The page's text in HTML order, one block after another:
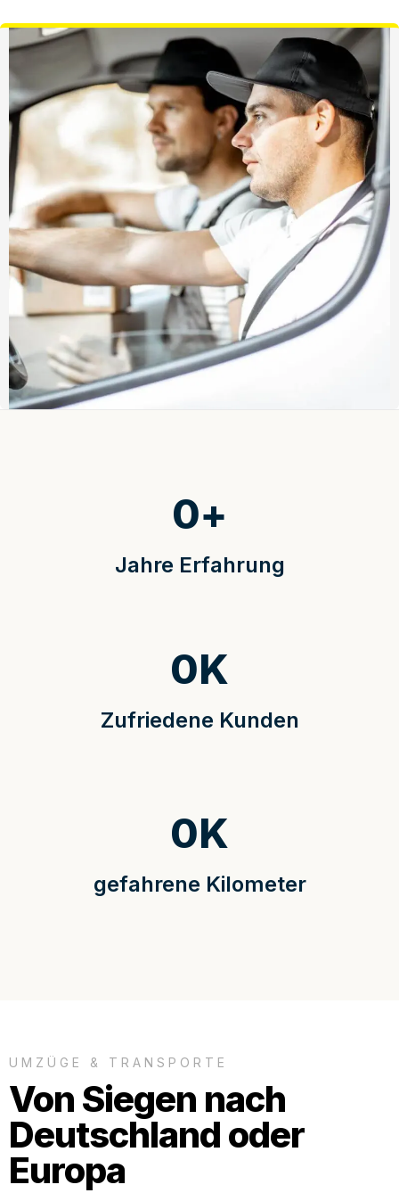
Jahre Erfahrung
0+
Zufriedene Kunden
0K
gefahrene Kilometer
0K
UMZÜGE & TRANSPORTE
Von Siegen nach
Deutschland oder
Europa